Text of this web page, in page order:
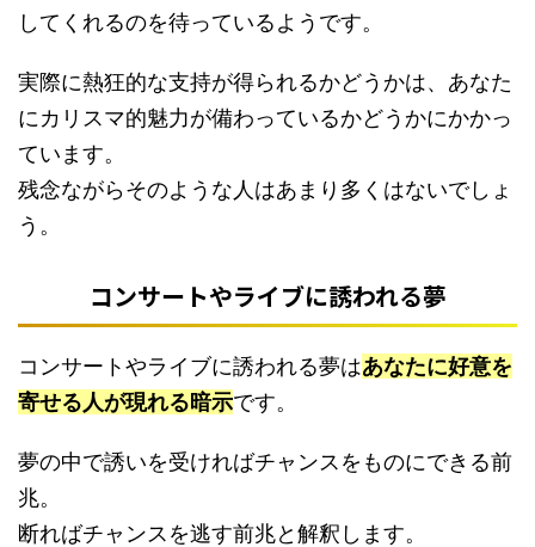
してくれるのを待っているようです。
実際に熱狂的な支持が得られるかどうかは、あなた
にカリスマ的魅力が備わっているかどうかにかかっ
ています。
残念ながらそのような人はあまり多くはないでしょ
う。
コンサートやライブに誘われる夢
コンサートやライブに誘われる夢はあなたに好意を
寄せる人が現れる暗示です。
夢の中で誘いを受ければチャンスをものにできる前
兆。
断ればチャンスを逃す前兆と解釈します。